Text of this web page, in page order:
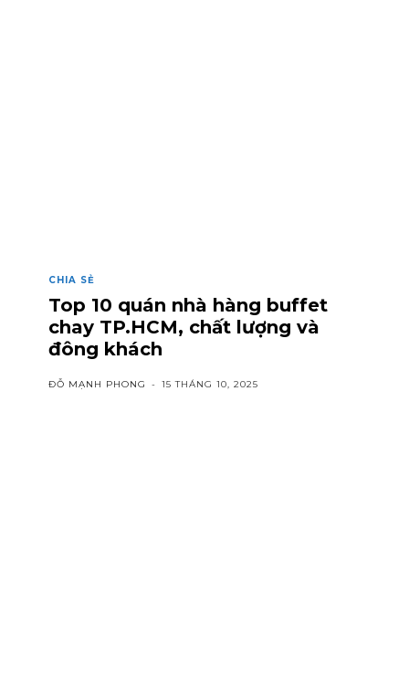
CHIA SẺ
Top 10 quán nhà hàng buffet
chay TP.HCM, chất lượng và
đông khách
ĐỖ MẠNH PHONG - 15 THÁNG 10, 2025